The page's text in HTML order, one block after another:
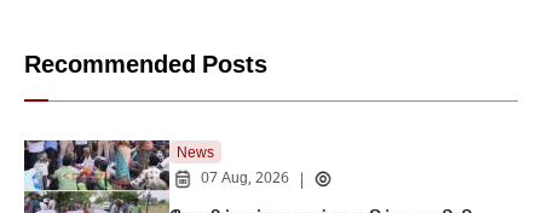
Recommended Posts
News
07 Aug, 2026